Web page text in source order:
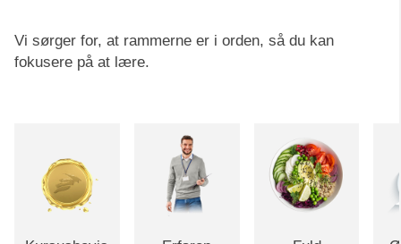
Vi sørger for, at rammerne er i orden, så du kan
fokusere på at lære.